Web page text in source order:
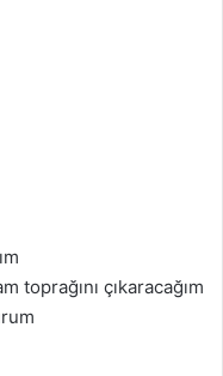
toprağını çıkaracağım